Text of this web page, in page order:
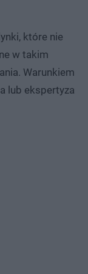
które nie
w takim
Warunkiem
lub ekspertyza